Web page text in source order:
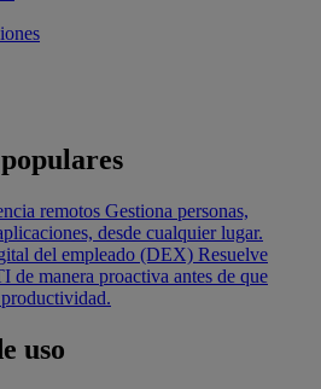
remotos Gestiona personas,
desde cualquier lugar.
del empleado (DEX) Resuelve
de manera proactiva antes de que
uso